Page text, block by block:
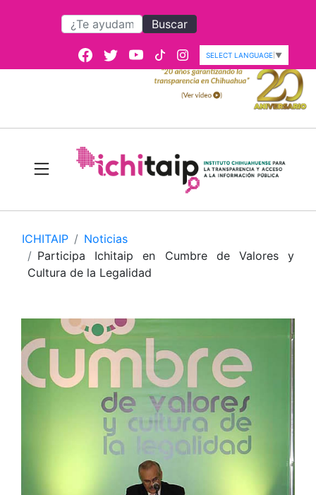
Buscar
SELECT LANGUAGE ▼
ICHITAIP
Noticias
Participa Ichitaip en Cumbre de Valores y
Cultura de la Legalidad